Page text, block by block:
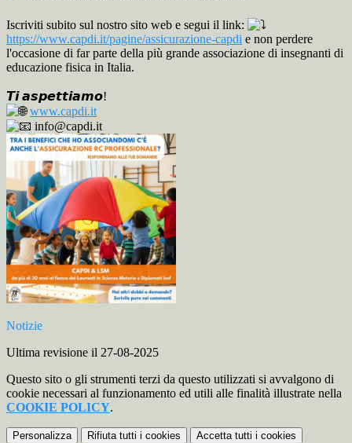
Iscriviti subito sul nostro sito web e segui il link:
https://www.capdi.it/pagine/assicurazione-capdi e non perdere
l'occasione di far parte della più grande associazione di insegnanti di
educazione fisica in Italia.
𝙏𝙞 𝙖𝙨𝙥𝙚𝙩𝙩𝙞𝙖𝙢𝙤!
www.capdi.it
info@capdi.it
Notizie
Ultima revisione il 27-08-2025
Questo sito o gli strumenti terzi da questo utilizzati si avvalgono di
cookie necessari al funzionamento ed utili alle finalità illustrate nella
COOKIE POLICY.
Personalizza Rifiuta tutti i cookies Accetta tutti i cookies